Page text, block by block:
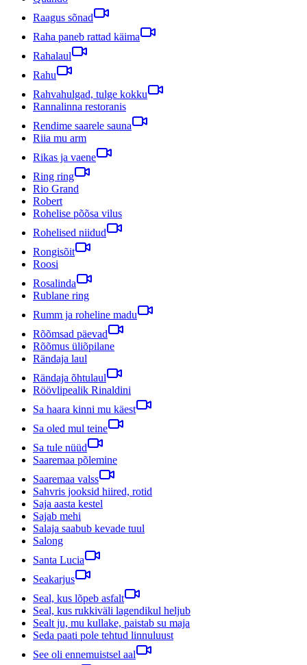
Raagus sõnad
Raha paneb rattad käima
Rahalaul
Rahu
Rahvahulgad, tulge kokku
Rannalinna restoranis
Rendime saarele sauna
Riia mu arm
Rikas ja vaene
Ring ring
Rio Grand
Robert
Rohelise põõsa vilus
Rohelised niidud
Rongisõit
Roosi
Rosalinda
Rublane ring
Rumm ja roheline madu
Rõõmsad päevad
Rõõmus üliõpilane
Rändaja laul
Rändaja õhtulaul
Röövlipealik Rinaldini
Sa haara kinni mu käest
Sa oled mul teine
Sa tule nüüd
Saaremaa põlemine
Saaremaa valss
Sahvris jooksid hiired, rotid
Saja aasta kestel
Sajab mehi
Salaja saabub kevade tuul
Salong
Santa Lucia
Seakarjus
Seal, kus lõpeb asfalt
Seal, kus rukkiväli lagendikul heljub
Sealt ju, mu kullake, paistab su maja
Seda paati pole tehtud linnuluust
See oli ennemuistsel aal